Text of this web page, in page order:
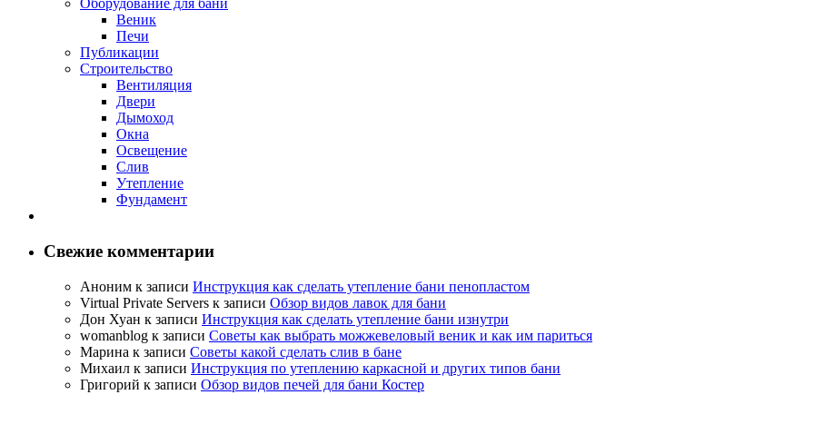
Оборудование для бани
Веник
Печи
Публикации
Строительство
Вентиляция
Двери
Дымоход
Окна
Освещение
Слив
Утепление
Фундамент
Свежие комментарии
Аноним к записи Инструкция как сделать утепление бани пенопластом
Virtual Private Servers к записи Обзор видов лавок для бани
Дон Хуан к записи Инструкция как сделать утепление бани изнутри
womanblog к записи Советы как выбрать можжевеловый веник и как им париться
Марина к записи Советы какой сделать слив в бане
Михаил к записи Инструкция по утеплению каркасной и других типов бани
Григорий к записи Обзор видов печей для бани Костер